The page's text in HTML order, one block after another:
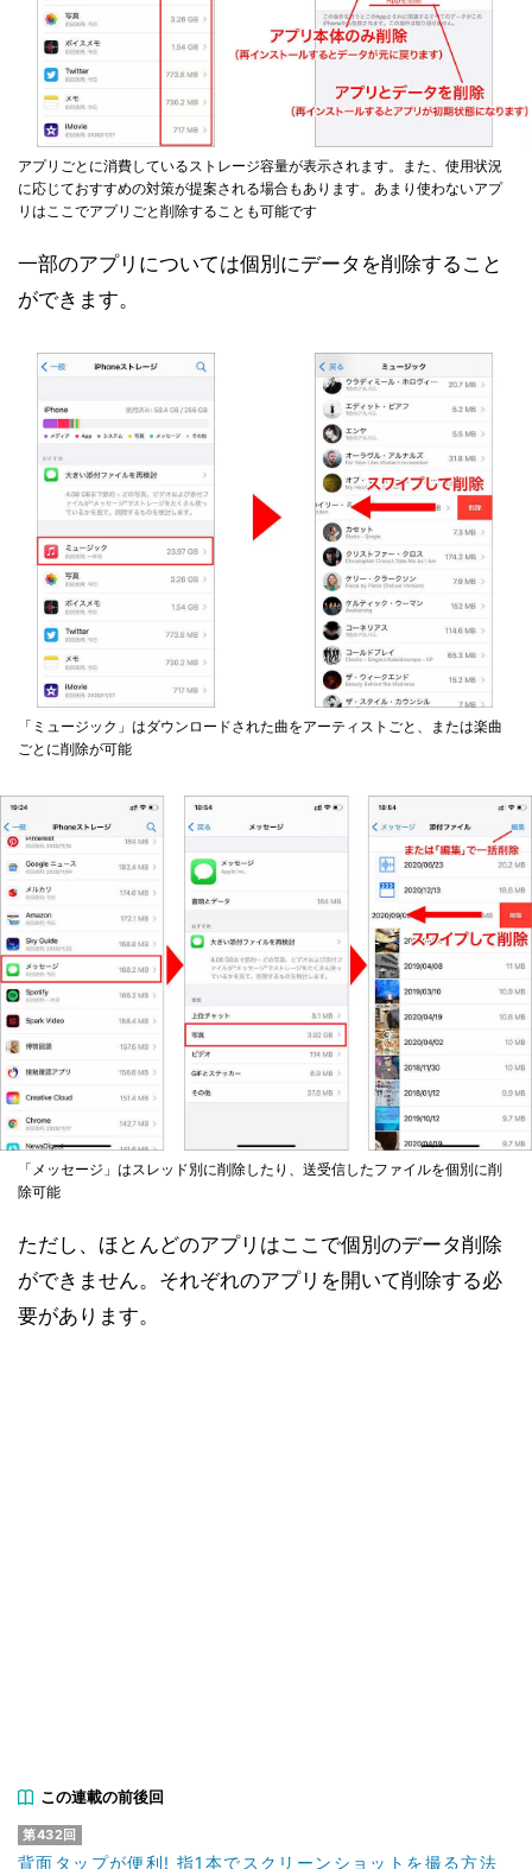
アプリごとに消費しているストレージ容量が表示されます。また、使用状況
に応じておすすめの対策が提案される場合もあります。あまり使わないアプ
リはここでアプリごと削除することも可能です
一部のアプリについては個別にデータを削除すること
ができます。
「ミュージック」はダウンロードされた曲をアーティストごと、または楽曲
ごとに削除が可能
「メッセージ」はスレッド別に削除したり、送受信したファイルを個別に削
除可能
ただし、ほとんどのアプリはここで個別のデータ削除
ができません。それぞれのアプリを開いて削除する必
要があります。
この連載の前後回
第432回
背面タップが便利! 指1本でスクリーンショットを撮る方法